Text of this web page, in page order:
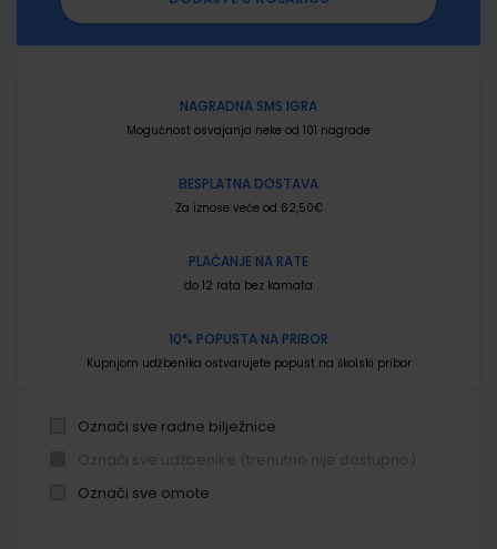
NAGRADNA SMS IGRA
Mogućnost osvajanja neke od 101 nagrade
BESPLATNA DOSTAVA
Za iznose veće od 62,50€
PLAĆANJE NA RATE
do 12 rata bez kamata
10% POPUSTA NA PRIBOR
Kupnjom udžbenika ostvarujete popust na školski pribor
Označi sve radne bilježnice
Označi sve omote